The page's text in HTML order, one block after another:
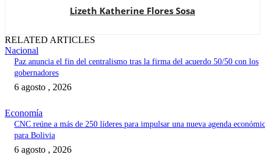
Lizeth Katherine Flores Sosa
RELATED ARTICLES
Nacional
Paz anuncia el fin del centralismo tras la firma del acuerdo 50/50 con los
gobernadores
6 agosto , 2026
Economía
CNC reúne a más de 250 líderes para impulsar una nueva agenda
para Bolivia
6 agosto , 2026